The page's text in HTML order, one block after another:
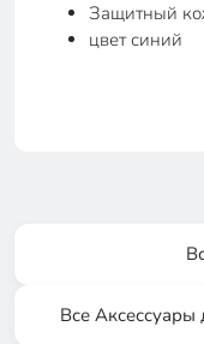
Защитный
цвет синий
Все